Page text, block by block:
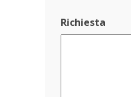
Richiesta